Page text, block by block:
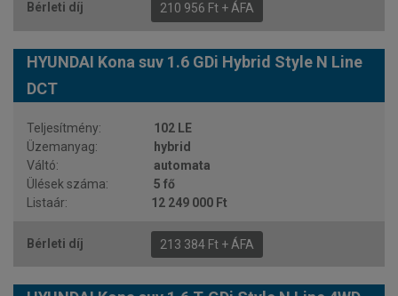
210 956 Ft + ÁFA
HYUNDAI Kona suv 1.6 GDi Hybrid Style N Line
DCT
102 LE
hybrid
automata
5 fő
12 249 000 Ft
213 384 Ft + ÁFA